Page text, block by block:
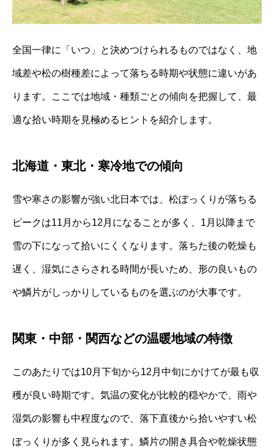
全国一律に「いつ」と決めつけられるものではなく、地
域差や松の樹種差によって落ちる時期や状態に違いがあ
ります。ここでは地域・種類ごとの傾向を把握して、最
適な拾い時期を見極めるヒントを紹介します。
北海道・東北・寒冷地での傾向
雪や寒さの影響が強い北日本では、松ぼっくりが落ちる
ピークは11月から12月になることが多く、1月以降まで
雪の下になって拾いにくくなります。落ちた後の乾燥も
遅く、湿気にさらされる時間が長いため、形の良いもの
や鱗片がしっかりしているものを選ぶのが大事です。
関東・中部・関西などの温暖地域の特徴
このあたりでは10月下旬から12月中旬にかけてが最も収
穫が良い時期です。気温の変化が比較的穏やかで、雨や
湿気の影響も中程度なので、落下直後から拾いやすい松
ぼっくりが多く見られます。鱗片の開き具合や乾燥状態